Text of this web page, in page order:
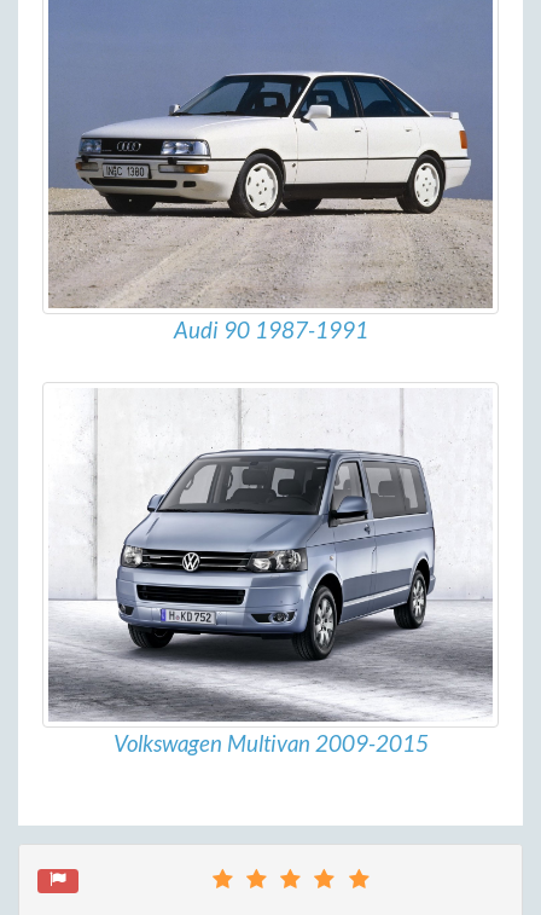
Audi 90 1987-1991
Volkswagen Multivan 2009-2015